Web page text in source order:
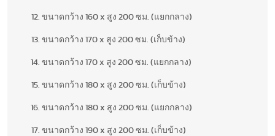
ขนาดกว้าง 160 x สูง 200 ซม. (แยกกลาง)
ขนาดกว้าง 170 x สูง 200 ซม. (เก็บข้าง)
ขนาดกว้าง 170 x สูง 200 ซม. (แยกกลาง)
ขนาดกว้าง 180 x สูง 200 ซม. (เก็บข้าง)
ขนาดกว้าง 180 x สูง 200 ซม. (แยกกลาง)
ขนาดกว้าง 190 x สูง 200 ซม. (เก็บข้าง)